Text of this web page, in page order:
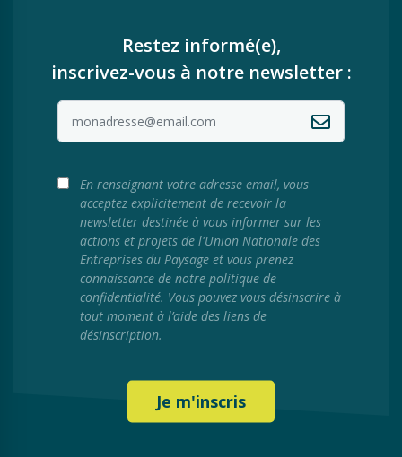
Restez informé(e),
inscrivez-vous à notre newsletter :
En renseignant votre adresse email, vous
acceptez explicitement de recevoir la
newsletter destinée à vous informer sur les
actions et projets de l'Union Nationale des
Entreprises du Paysage et vous prenez
connaissance de notre politique de
confidentialité. Vous pouvez vous désinscrire à
tout moment à l’aide des liens de
désinscription.